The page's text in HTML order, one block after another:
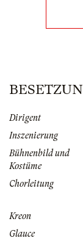
Dirigent
Inszenierung
Bühnenbild und
Kostüme
Chorleitung
Kreon
Glauce